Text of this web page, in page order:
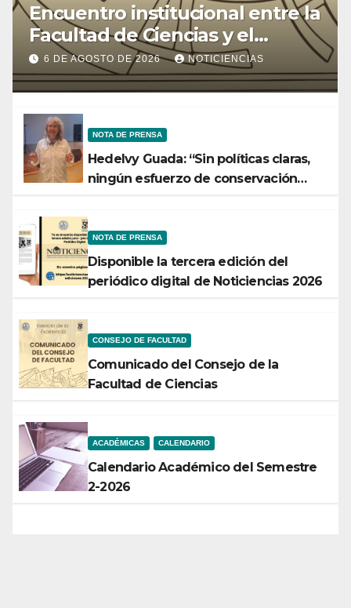
Encuentro institucional entre la
Facultad de Ciencias y el
Ministerio de Ciencia y
Tecnología
6 DE AGOSTO DE 2026 NOTICIENCIAS
NOTA DE PRENSA
Hedelvy Guada: “Sin políticas claras,
ningún esfuerzo de conservación
NOTA DE PRENSA
Disponible la tercera edición del
periódico digital de Noticiencias 2026
CONSEJO DE FACULTAD
Comunicado del Consejo de la
Facultad de Ciencias
ACADÉMICAS CALENDARIO
Calendario Académico del Semestre
2-2026